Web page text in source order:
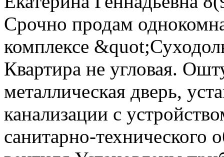
Cрочно продам
комплексе
Квартира не угловая.
металлическая дверь,
канализации с
санитарно-технического